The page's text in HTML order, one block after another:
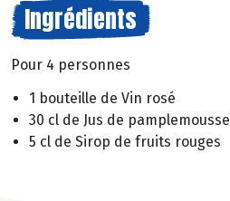
Ingrédients
Pour 4 personnes
1 bouteille de Vin rosé
30 cl de Jus de pamplemousse
5 cl de Sirop de fruits rouges